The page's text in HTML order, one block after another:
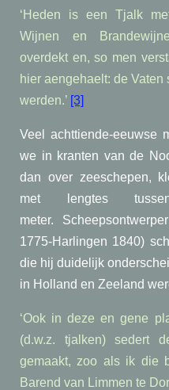
‘Heden is een Tjalk
Wijnen en
overdekt en, so men
hier aengehaelt: de
werden.’ [3]
Veel achttiende-eeuwse
we in kranten van de
dan over zeeschepen,
met lengtes
meter.
1775-Harlingen 1840)
die hij duidelijk
in Holland en Zeeland
‘Ook in deze en gene
(d.w.z. tjalken) sedert
gemaakt, zoo als ik die
Barend van Limmen te